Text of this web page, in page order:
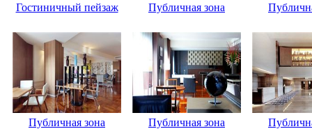
Гостиничный пейзаж Публичная зона
Публичная зона Публичная зона